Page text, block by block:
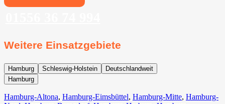
Weitere Einsatzgebiete
Hamburg Schleswig-Holstein
Deutschlandweit
Hamburg
Hamburg-Altona, Hamburg-Eimsbüttel, Hamburg-Mitte, Hamburg-